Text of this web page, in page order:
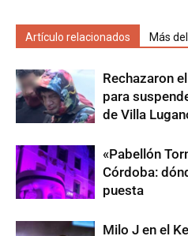
Artículo relacionados Más
Rechazaron
para
de Villa
«Pabellón
Córdoba:
puesta
Milo J en el